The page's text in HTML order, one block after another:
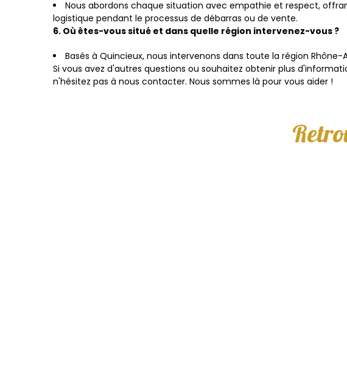
Nous abordons chaque situation avec empathie et respect,
logistique pendant le processus de débarras ou de vente.
6. Où êtes-vous situé et dans quelle région intervenez-vous ?
Basés à Quincieux, nous intervenons dans toute la région Rhône-
Si vous avez d'autres questions ou souhaitez obtenir plus
n'hésitez pas à nous contacter. Nous sommes là pour vous aider !